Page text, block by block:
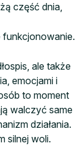
część dnia,
funkcjonowanie.
ale także
emocjami i
to moment
walczyć same
działania.
silnej woli.